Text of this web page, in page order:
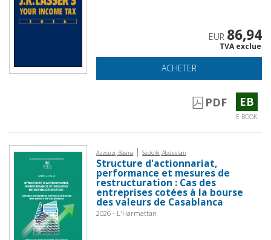
EUR 86,94
TVA exclue
ACHETER
PDF EB
E-BOOK
Azzouzi, Basma | Seddiki, Abdeslam
Structure d'actionnariat,
performance et mesures de
restructuration : Cas des
entreprises cotées à la bourse
des valeurs de Casablanca
2026 - L'Harmattan